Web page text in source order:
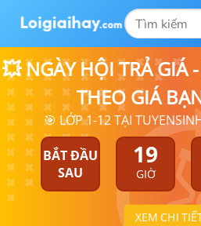
💥 NGÀY HỘI TRẢ GIÁ
THEO GIÁ
🎯 LỚP 1-12 TẠI
BẮT ĐẦU
SAU
19
GIỜ
XEM CHI